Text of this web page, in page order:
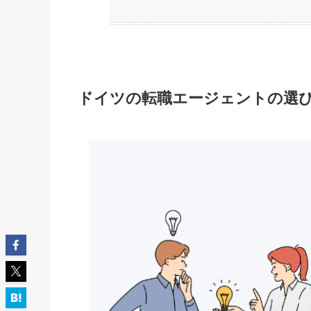
ドイツの転職エージェントの選